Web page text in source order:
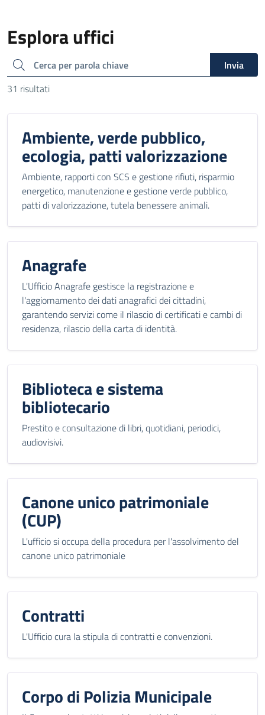
Esplora uffici
ricerca
Invia
31 risultati
Ambiente, verde pubblico,
ecologia, patti valorizzazione
Ambiente, rapporti con SCS e gestione rifiuti, risparmio
energetico, manutenzione e gestione verde pubblico,
patti di valorizzazione, tutela benessere animali.
Anagrafe
L'Ufficio Anagrafe gestisce la registrazione e
l'aggiornamento dei dati anagrafici dei cittadini,
garantendo servizi come il rilascio di certificati e cambi di
residenza, rilascio della carta di identità.
Biblioteca e sistema
bibliotecario
Prestito e consultazione di libri, quotidiani, periodici,
audiovisivi.
Canone unico patrimoniale
(CUP)
L'ufficio si occupa della procedura per l'assolvimento del
canone unico patrimoniale
Contratti
L'Ufficio cura la stipula di contratti e convenzioni.
Corpo di Polizia Municipale